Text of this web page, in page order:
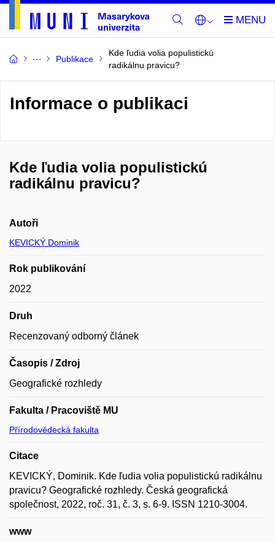
Publikace
Kde ľudia volia populistickú
radikálnu pravicu?
Informace o publikaci
Kde ľudia volia populistickú
radikálnu pravicu?
Autoři
KEVICKÝ Dominik
Rok publikování
2022
Druh
Recenzovaný odborný článek
Časopis / Zdroj
Geografické rozhledy
Fakulta / Pracoviště MU
Přírodovědecká fakulta
Citace
KEVICKÝ, Dominik. Kde ľudia volia populistickú radikálnu
pravicu? Geografické rozhledy. Česká geografická
společnost, 2022, roč. 31, č. 3, s. 6-9. ISSN 1210-3004.
www